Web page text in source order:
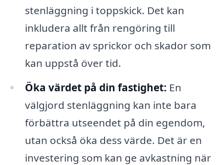
stenläggning i toppskick. Det kan
inkludera allt från rengöring till
reparation av sprickor och skador som
kan uppstå över tid.
Öka värdet på din fastighet: En
välgjord stenläggning kan inte bara
förbättra utseendet på din egendom,
utan också öka dess värde. Det är en
investering som kan ge avkastning när